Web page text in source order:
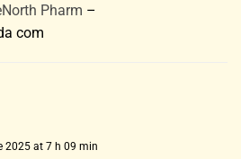
Pharm –
com
2025 at 7 h 09 min